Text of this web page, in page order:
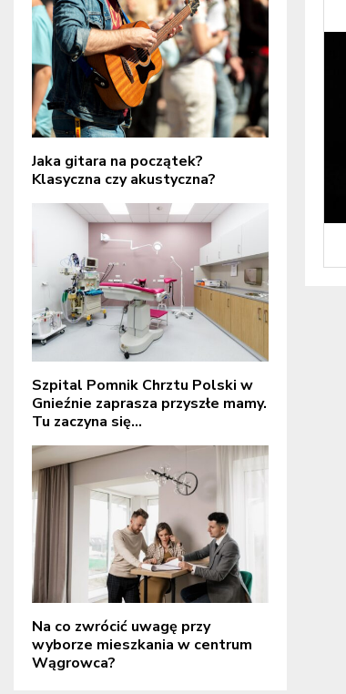
Jaka gitara na początek?
Klasyczna czy akustyczna?
Szpital Pomnik Chrztu Polski w
Gnieźnie zaprasza przyszłe mamy.
Tu zaczyna się...
Na co zwrócić uwagę przy
wyborze mieszkania w centrum
Wągrowca?